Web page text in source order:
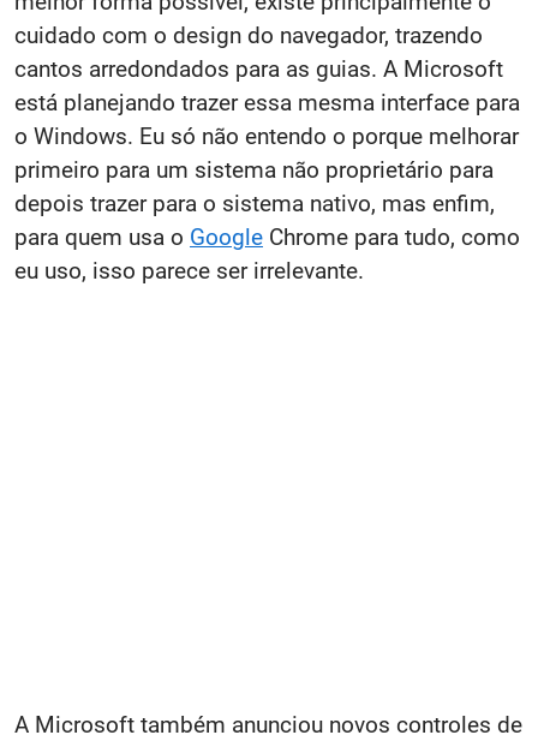
cuidado com o design do navegador, trazendo
cantos arredondados para as guias. A Microsoft
está planejando trazer essa mesma interface para
o Windows. Eu só não entendo o porque melhorar
primeiro para um sistema não proprietário para
depois trazer para o sistema nativo, mas enfim,
para quem usa o Google Chrome para tudo, como
eu uso, isso parece ser irrelevante.
A Microsoft também anunciou novos controles de